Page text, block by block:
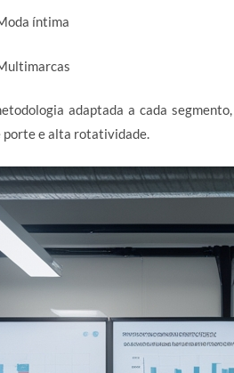
íntima
adaptada a cada
porte e alta rotatividade.